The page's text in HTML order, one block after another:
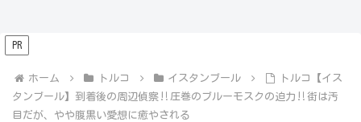
PR
ホーム トルコ イスタンブール
トルコ【イス
タンブール】到着後の周辺偵察‼️圧巻のブルーモスクの迫力‼️街は汚
目だが、やや腹黒い愛想に癒やされる